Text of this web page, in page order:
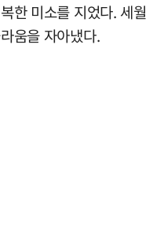
한 미소를 지었다. 세월
움을 자아냈다.